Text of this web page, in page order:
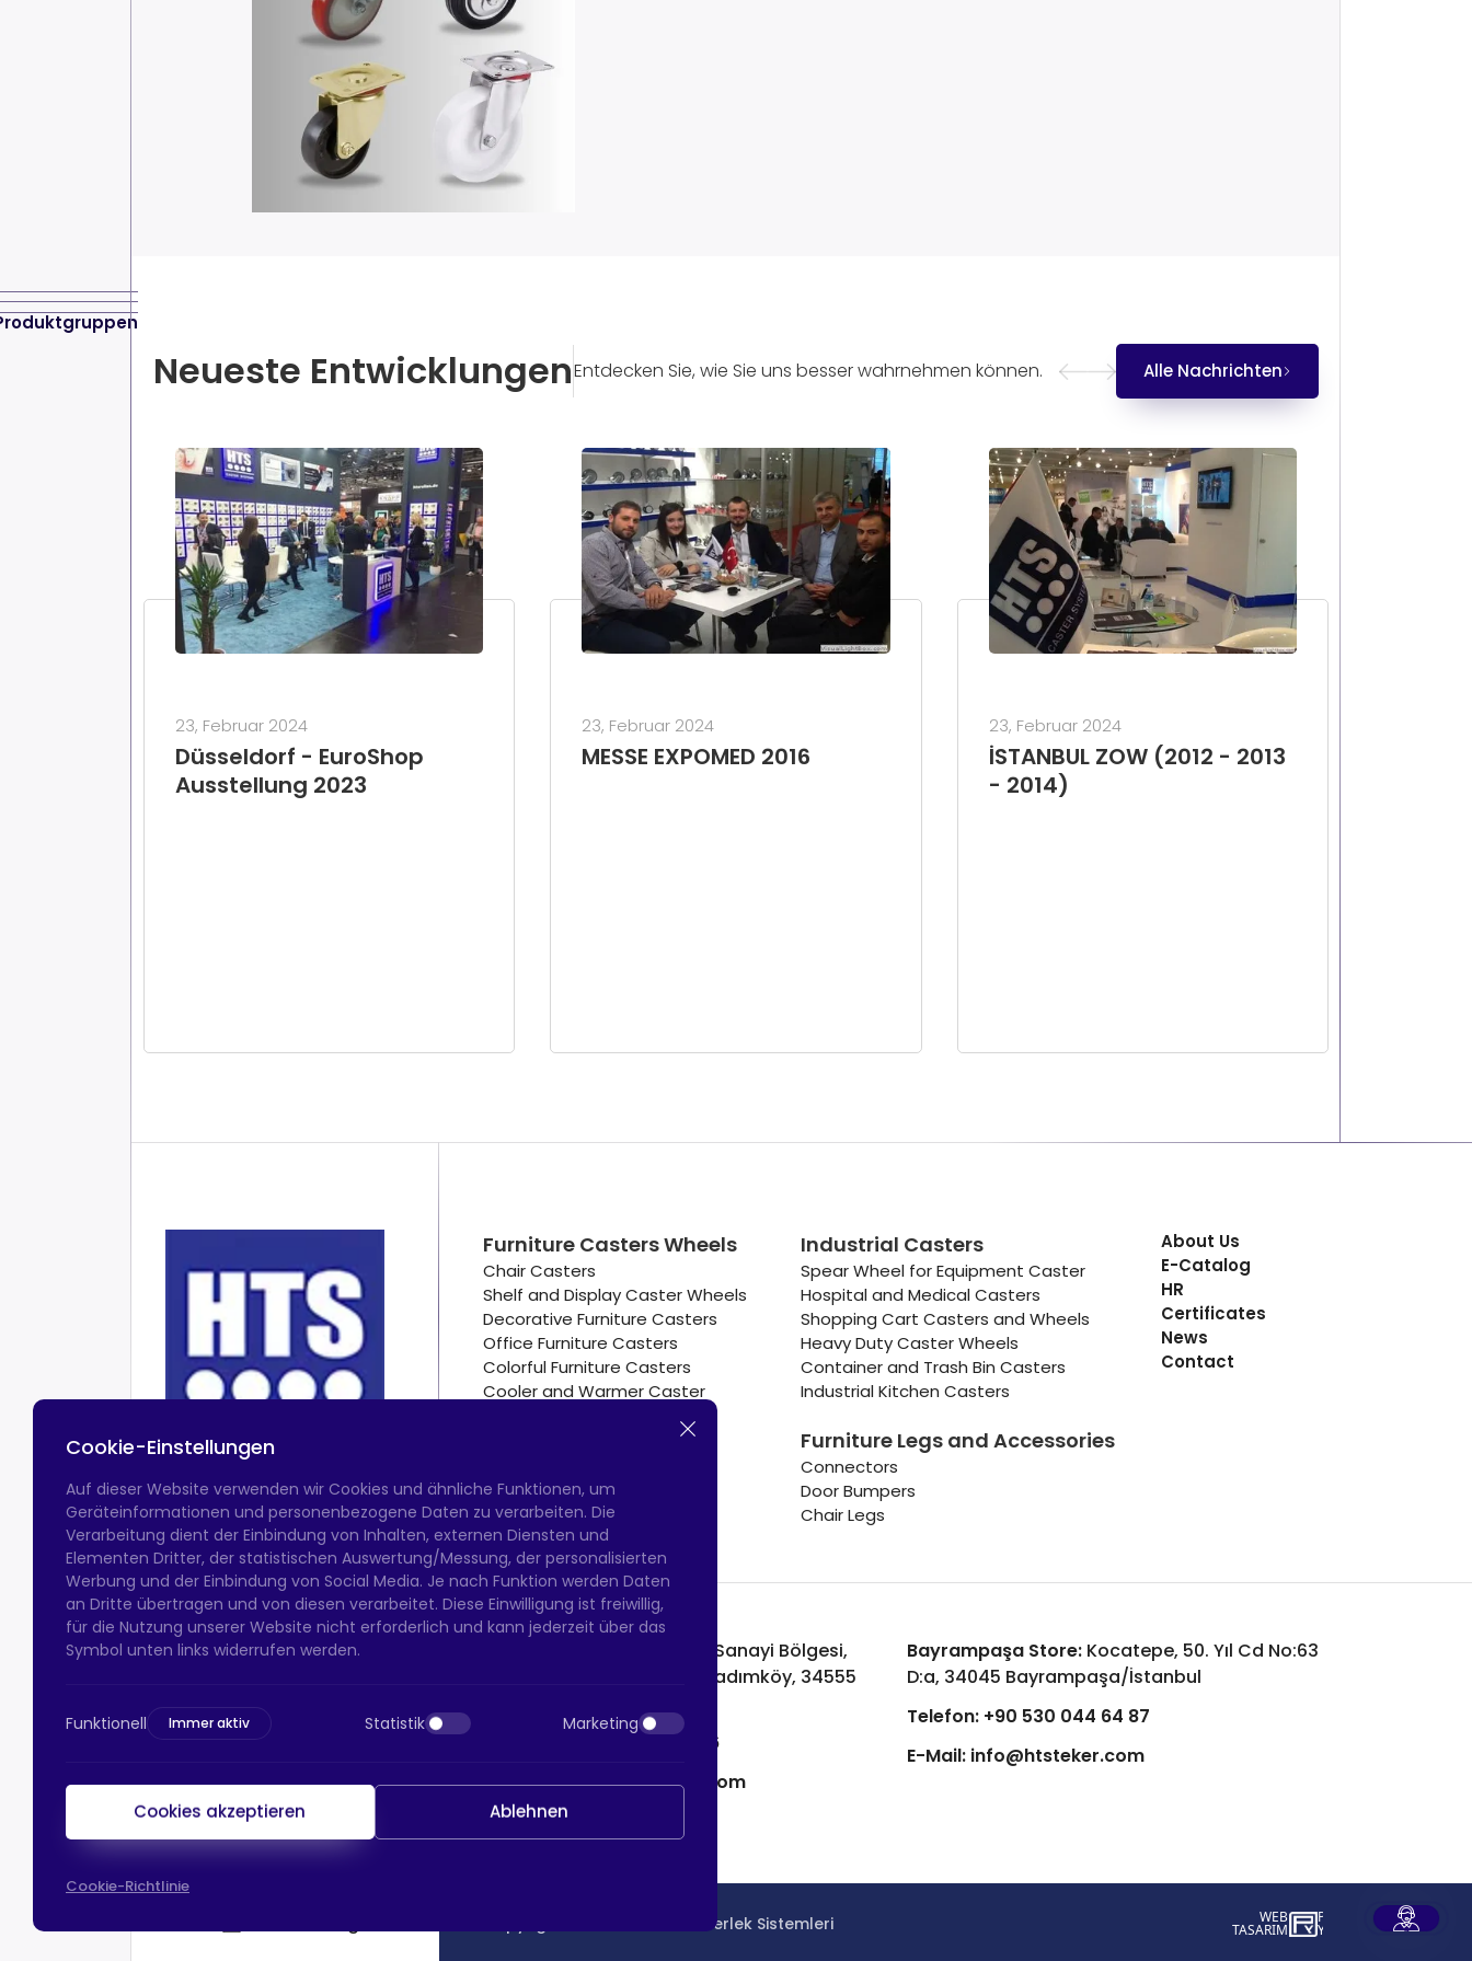
Neueste EntwicklungenEntdecken Sie, wie Sie uns besser wahrnehmen können. Alle Nachrichten
23, Februar 2024
Düsseldorf - EuroShop
Ausstellung 2023
23, Februar 2024
MESSE EXPOMED 2016
23, Februar 2024
İSTANBUL ZOW (2012 - 2013
- 2014)
Furniture Casters Wheels
Chair Casters
Shelf and Display Caster Wheels
Decorative Furniture Casters
Office Furniture Casters
Colorful Furniture Casters
Cooler and Warmer Caster
Hotel Equipment Casters
Industrial Casters
Spear Wheel for Equipment Caster
Hospital and Medical Casters
Shopping Cart Casters and Wheels
Heavy Duty Caster Wheels
Container and Trash Bin Casters
Industrial Kitchen Casters
Furniture Legs and Accessories
Connectors
Door Bumpers
Chair Legs
About Us
E-Catalog
HR
Certificates
News
Contact
Atatürk Sanayi Bölgesi,
Uzunçayır Caddesi, No:11 Hadımköy, 34555
+90 212 640 66 46
E-Mail:export@htsteker.com
Bayrampaşa Store:Kocatepe, 50. Yıl Cd No:63
D:a, 34045 Bayrampaşa/İstanbul
Telefon:+90 530 044 64 87
E-Mail: info@htsteker.com
HTS - Tekerlek Sistemleri WEB
TASARIM
İSTANBUL WEB TASARIM AJANSI -
Cookie-Einstellungen
Auf dieser Website verwenden wir Cookies und ähnliche Funktionen, um
Geräteinformationen und personenbezogene Daten zu verarbeiten. Die
Verarbeitung dient der Einbindung von Inhalten, externen Diensten und
Elementen Dritter, der statistischen Auswertung/Messung, der personalisierten
Werbung und der Einbindung von Social Media. Je nach Funktion werden Daten
an Dritte übertragen und von diesen verarbeitet. Diese Einwilligung ist freiwillig,
für die Nutzung unserer Website nicht erforderlich und kann jederzeit über das
Symbol unten links widerrufen werden.
Funktionell Immer aktiv Statistik Marketing
Cookies akzeptieren Ablehnen
Cookie-Richtlinie